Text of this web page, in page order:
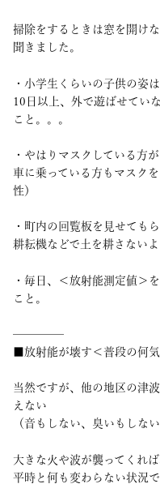
掃除をするときは窓を開け
聞きました。
・小学生くらいの子供の姿
10日以上、外で遊ばせてい
こと。。。
・やはりマスクしている方
車に乗っている方もマスク
性）
・町内の回覧板を見せても
耕耘機などで土を耕さない
・毎日、＜放射能測定値＞
こと。
————–
■放射能が壊す＜普段の何
当然ですが、他の地区の津
えない
（音もしない、臭いもしない
大きな火や波が襲ってくれ
平時と何も変わらない状況